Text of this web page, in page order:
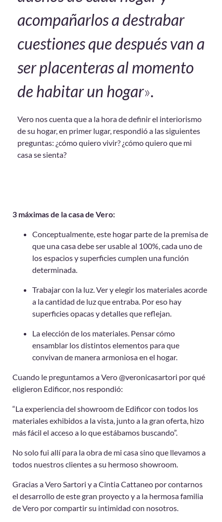
acompañarlos a destrabar
cuestiones que después van a
ser placenteras al momento
de habitar un hogar».
Vero nos cuenta que a la hora de definir el interiorismo
de su hogar, en primer lugar, respondió a las siguientes
preguntas: ¿cómo quiero vivir? ¿cómo quiero que mi
casa se sienta?
3 máximas de la casa de Vero:
Conceptualmente, este hogar parte de la premisa de
que una casa debe ser usable al 100%, cada uno de
los espacios y superficies cumplen una función
determinada.
Trabajar con la luz. Ver y elegir los materiales acorde
a la cantidad de luz que entraba. Por eso hay
superficies opacas y detalles que reflejan.
La elección de los materiales. Pensar cómo
ensamblar los distintos elementos para que
convivan de manera armoniosa en el hogar.
Cuando le preguntamos a Vero @veronicasartori por qué
eligieron Edificor, nos respondió:
“La experiencia del showroom de Edificor con todos los
materiales exhibidos a la vista, junto a la gran oferta, hizo
más fácil el acceso a lo que estábamos buscando”.
No solo fui allí para la obra de mi casa sino que llevamos a
todos nuestros clientes a su hermoso showroom.
Gracias a Vero Sartori y a Cintia Cattaneo por contarnos
el desarrollo de este gran proyecto y a la hermosa familia
de Vero por compartir su intimidad con nosotros.